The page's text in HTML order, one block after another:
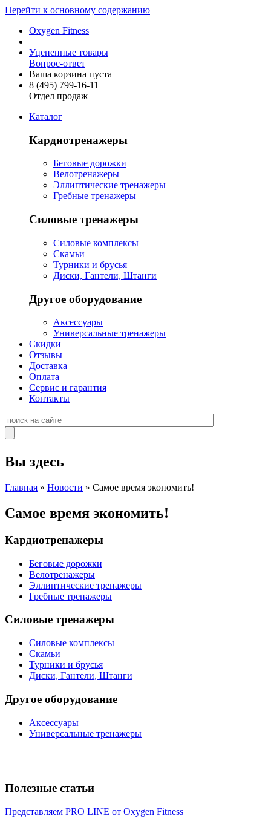
Перейти к основному содержанию
Oxygen Fitness
Уцененные товары
Вопрос-ответ
Ваша корзина пуста
8 (495) 799-16-11
Отдел продаж
Каталог
Кардиотренажеры
Беговые дорожки
Велотренажеры
Эллиптические тренажеры
Гребные тренажеры
Силовые тренажеры
Силовые комплексы
Скамьи
Турники и брусья
Диски, Гантели, Штанги
Другое оборудование
Аксессуары
Универсальные тренажеры
Скидки
Отзывы
Доставка
Оплата
Сервис и гарантия
Контакты
Вы здесь
Главная » Новости » Самое время экономить!
Самое время экономить!
Кардиотренажеры
Беговые дорожки
Велотренажеры
Эллиптические тренажеры
Гребные тренажеры
Силовые тренажеры
Силовые комплексы
Скамьи
Турники и брусья
Диски, Гантели, Штанги
Другое оборудование
Аксессуары
Универсальные тренажеры
Полезные статьи
Представляем PRO LINE от Oxygen Fitness